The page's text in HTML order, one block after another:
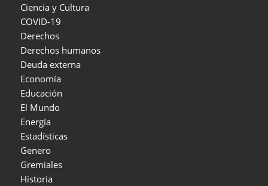
Ciencia y Cultura
COVID-19
Derechos
Derechos humanos
Deuda externa
Economía
Educación
El Mundo
Energía
Estadísticas
Genero
Gremiales
Historia